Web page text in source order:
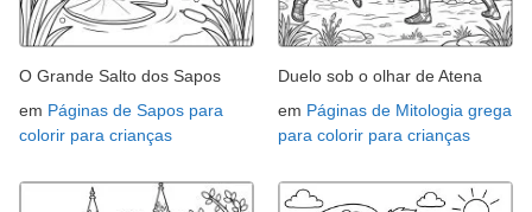
O Grande Salto dos Sapos
em Páginas de Sapos para
colorir para crianças
Duelo sob o olhar de Atena
em Páginas de Mitologia grega
para colorir para crianças